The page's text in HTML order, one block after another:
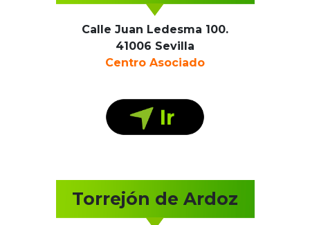
Calle Juan Ledesma 100.
41006 Sevilla
Centro Asociado
Torrejón de Ardoz